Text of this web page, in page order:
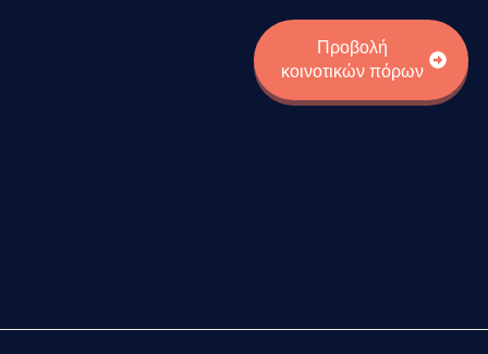
Προβολή
κοινοτικών πόρων